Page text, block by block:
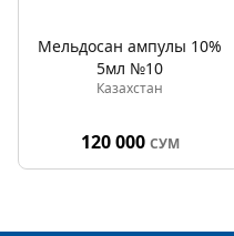
Мельдосан ампулы 10%
5мл №10
Казахстан
120 000 СУМ